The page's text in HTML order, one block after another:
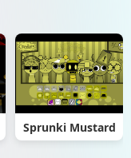
Sprunki Mustard